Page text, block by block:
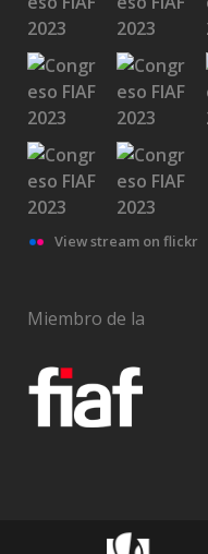
View stream on flickr
Miembro de la